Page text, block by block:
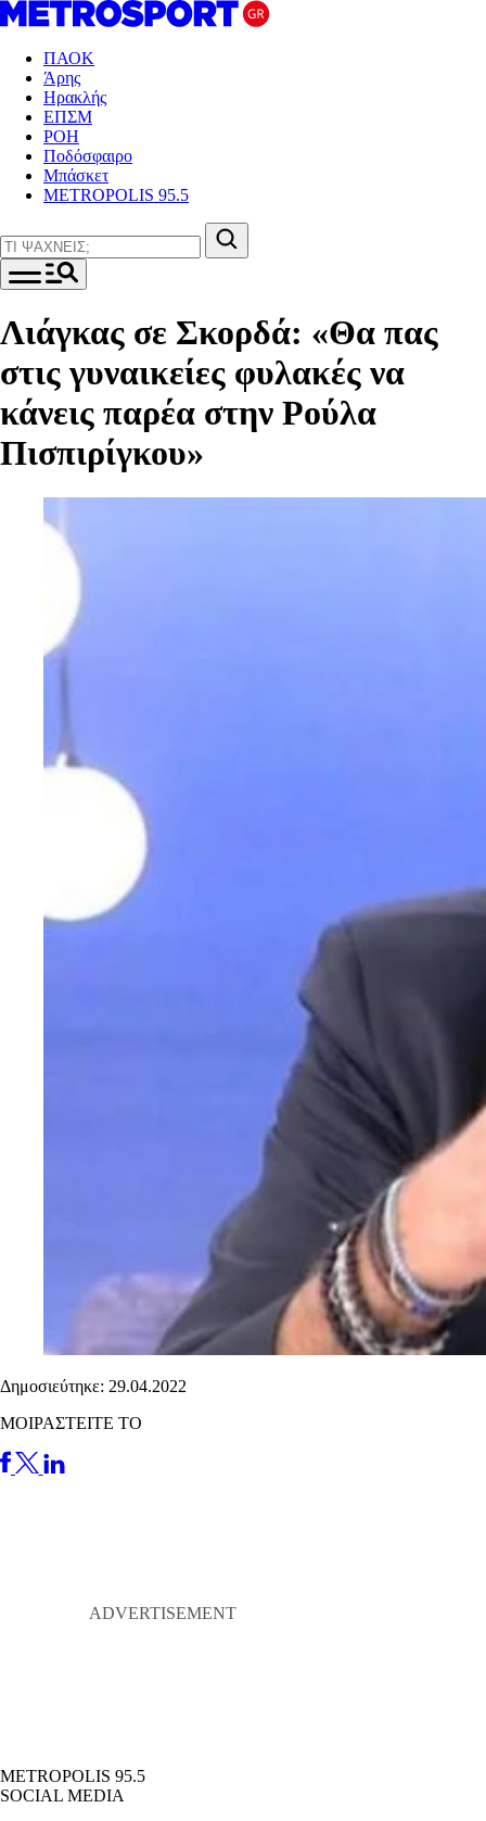
ΠΑΟΚ
Άρης
Ηρακλής
ΕΠΣΜ
ΡΟΗ
Ποδόσφαιρο
Μπάσκετ
METROPOLIS 95.5
Λιάγκας σε Σκορδά: «Θα πας
στις γυναικείες φυλακές να
κάνεις παρέα στην Ρούλα
Πισπιρίγκου»
Δημοσιεύτηκε: 29.04.2022
ΜΟΙΡΑΣΤΕΙΤΕ ΤΟ
METROPOLIS 95.5
SOCIAL MEDIA